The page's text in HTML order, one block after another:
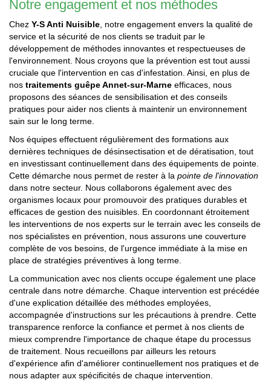
Notre engagement et nos méthodes
Chez Y-S Anti Nuisible , notre engagement envers la qualité de
service et la sécurité de nos clients se traduit par le
développement de méthodes innovantes et respectueuses de
l'environnement. Nous croyons que la prévention est tout aussi
cruciale que l'intervention en cas d'infestation. Ainsi, en plus de
nos traitements guêpe Annet-sur-Marne efficaces, nous
proposons des séances de sensibilisation et des conseils
pratiques pour aider nos clients à maintenir un environnement
sain sur le long terme.
Nos équipes effectuent régulièrement des formations aux
dernières techniques de désinsectisation et de dératisation, tout
en investissant continuellement dans des équipements de pointe.
Cette démarche nous permet de rester à la pointe de l'innovation
dans notre secteur. Nous collaborons également avec des
organismes locaux pour promouvoir des pratiques durables et
efficaces de gestion des nuisibles. En coordonnant étroitement
les interventions de nos experts sur le terrain avec les conseils de
nos spécialistes en prévention, nous assurons une couverture
complète de vos besoins, de l'urgence immédiate à la mise en
place de stratégies préventives à long terme.
La communication avec nos clients occupe également une place
centrale dans notre démarche. Chaque intervention est précédée
d'une explication détaillée des méthodes employées,
accompagnée d'instructions sur les précautions à prendre. Cette
transparence renforce la confiance et permet à nos clients de
mieux comprendre l'importance de chaque étape du processus
de traitement. Nous recueillons par ailleurs les retours
d'expérience afin d'améliorer continuellement nos pratiques et de
nous adapter aux spécificités de chaque intervention.